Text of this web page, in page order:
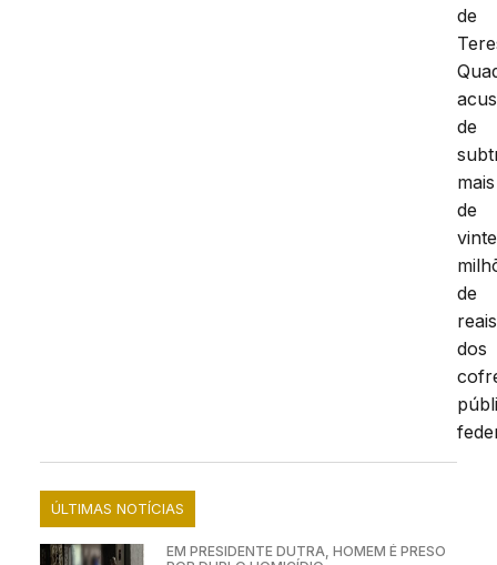
de
de
mais
de
vinte
de
reais
dos
ÚLTIMAS NOTÍCIAS
EM PRESIDENTE DUTRA, HOMEM É PRESO